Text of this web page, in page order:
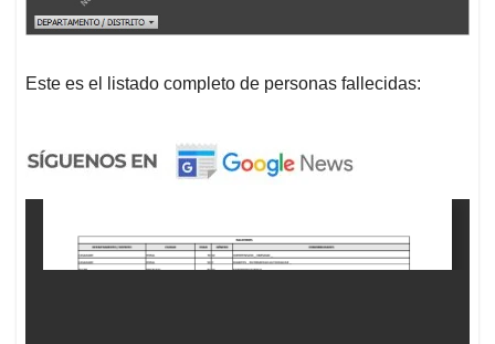
Este es el listado completo de personas fallecidas: